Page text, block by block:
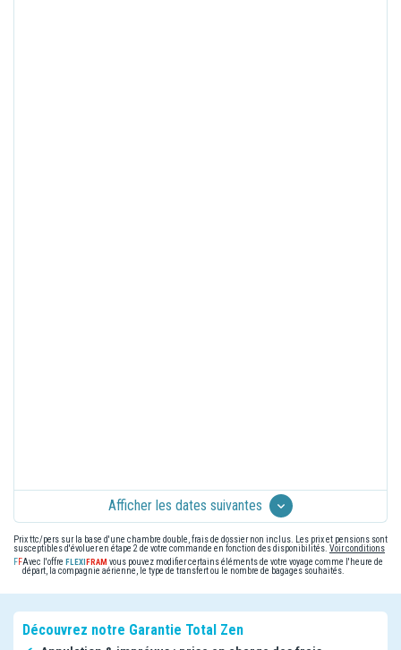
Afficher les dates suivantes
Prix ttc/pers sur la base d'une chambre double, frais de dossier non inclus. Les prix et pensions sont
susceptibles d'évoluer en étape 2 de votre commande en fonction des disponibilités. Voir conditions
Avec l'offre
vous pouvez modifier certains éléments de votre voyage comme l'heure de
départ, la compagnie aérienne, le type de transfert ou le nombre de bagages souhaités.
Découvrez notre Garantie Total Zen